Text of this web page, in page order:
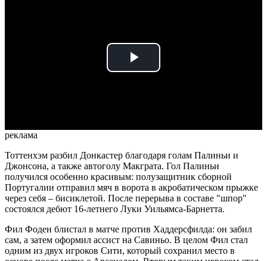
Play
реклама
Тоттенхэм разбил Донкастер благодаря голам Палиньи и
Джонсона, а также автоголу Макграта. Гол Палиньи
получился особенно красивым: полузащитник сборной
Португалии отправил мяч в ворота в акробатическом прыжке
через себя – бисиклетой. После перерыва в составе "шпор"
состоялся дебют 16-летнего Луки Уильямса-Барнетта.
Фил Фоден блистал в матче против Хаддерсфилда: он забил
сам, а затем оформил ассист на Савиньо. В целом Фил стал
одним из двух игроков Сити, который сохранил место в